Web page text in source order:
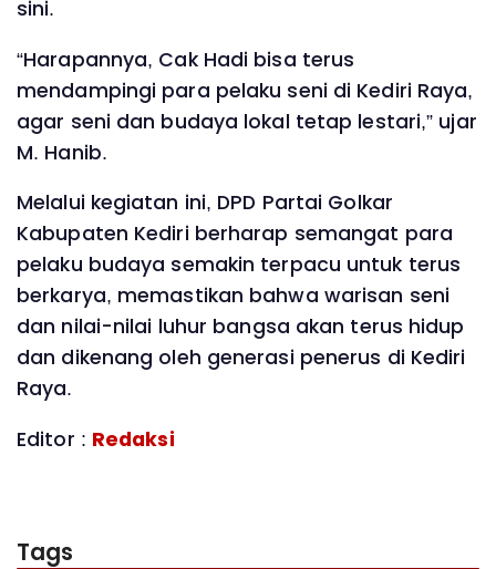
sini.
“Harapannya, Cak Hadi bisa terus
mendampingi para pelaku seni di Kediri Raya,
agar seni dan budaya lokal tetap lestari,” ujar
M. Hanib.
Melalui kegiatan ini, DPD Partai Golkar
Kabupaten Kediri berharap semangat para
pelaku budaya semakin terpacu untuk terus
berkarya, memastikan bahwa warisan seni
dan nilai-nilai luhur bangsa akan terus hidup
dan dikenang oleh generasi penerus di Kediri
Raya.
Editor : Redaksi
Tags